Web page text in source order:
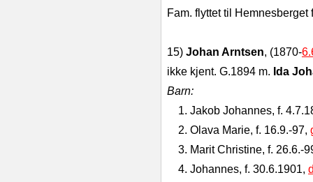
Fam. flyttet til
15) Johan Arntsen, (1870-
ikke kjent. G.1894 m. Ida
Barn:
1. Jakob Johannes, f.
2. Olava Marie, f. 16.9.-97,
3. Marit Christine, f. 26.6.-
4. Johannes, f. 30.6.1901,